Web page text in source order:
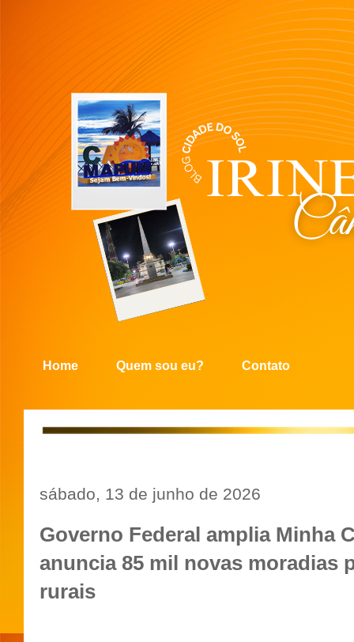
Home Quem sou eu? Contato
sábado, 13 de junho de 2026
Governo Federal amplia Minha
anuncia 85 mil novas moradias
rurais